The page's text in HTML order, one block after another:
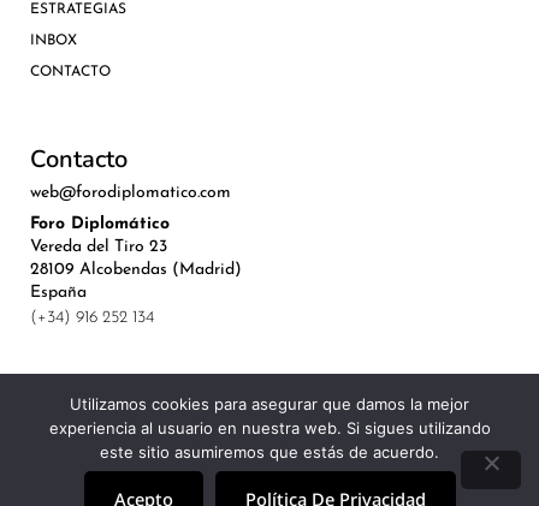
ESTRATEGIAS
INBOX
CONTACTO
Contacto
web@forodiplomatico.com
Foro Diplomático
Vereda del Tiro 23
28109 Alcobendas (Madrid)
España
(+34) 916 252 134
©Royal Lis Spain 2024
Utilizamos cookies para asegurar que damos la mejor
experiencia al usuario en nuestra web. Si sigues utilizando
este sitio asumiremos que estás de acuerdo.
Acepto Política De Privacidad